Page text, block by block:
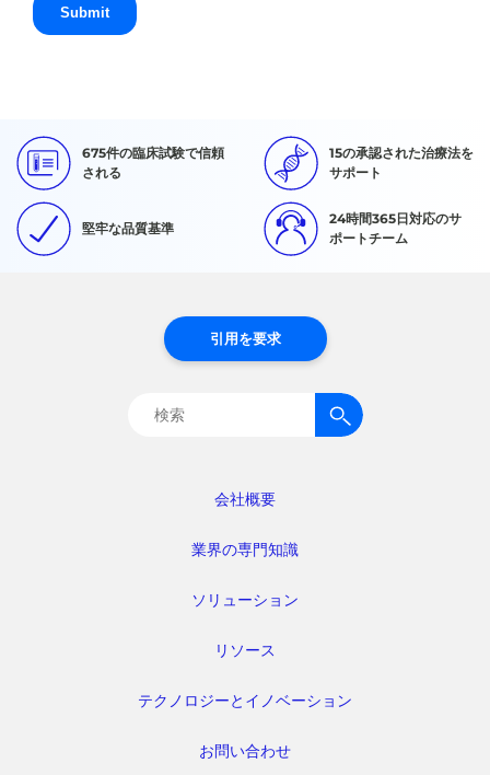
675件の臨床試験で信頼
される
15の承認された治療法を
サポート
堅牢な品質基準
24時間365日対応のサ
ポートチーム
会社概要
業界の専門知識
ソリューション
リソース
テクノロジーとイノベーション
お問い合わせ
引用を要求
検